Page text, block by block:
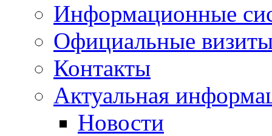
Информационные
Официальные
Контакты
Актуальная
Новости